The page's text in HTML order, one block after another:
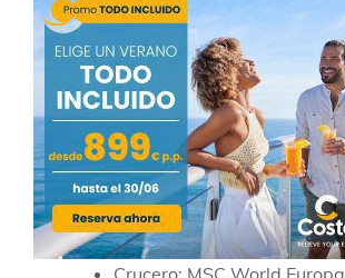
Crucero: MSC World Europa